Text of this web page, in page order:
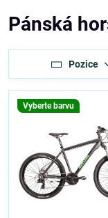
Pánská
Pozice
Vyberte barvu